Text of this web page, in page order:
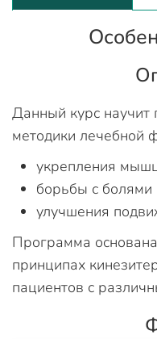
Данный курс
методики лечебной
укрепления
борьбы с болями
улучшения
Программа
принципах
пациентов с